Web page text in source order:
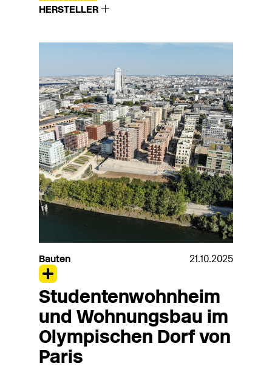
HERSTELLER
Bauten 21.10.2025
Studentenwohnheim
und Wohnungsbau im
Olympischen Dorf von
Paris